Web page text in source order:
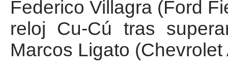
Federico Villagra (Ford
reloj Cu-Cú tras
Marcos Ligato (Chevrolet